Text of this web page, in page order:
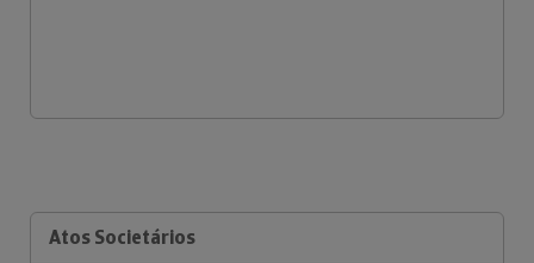
Atos Societários